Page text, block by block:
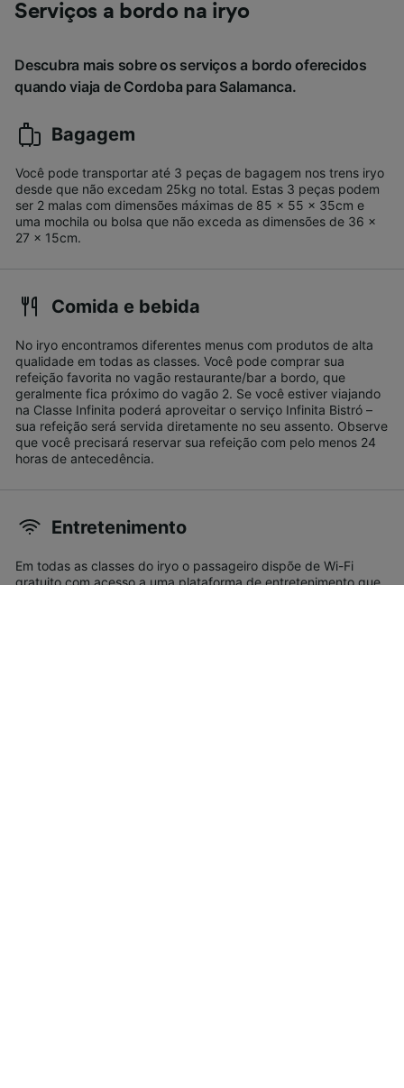
Serviços a bordo na iryo
Descubra mais sobre os serviços a bordo oferecidos
quando viaja de Cordoba para Salamanca.
Bagagem
Você pode transportar até 3 peças de bagagem nos trens iryo
desde que não excedam 25kg no total. Estas 3 peças podem
ser 2 malas com dimensões máximas de 85 x 55 x 35cm e
uma mochila ou bolsa que não exceda as dimensões de 36 x
27 x 15cm.
Comida e bebida
No iryo encontramos diferentes menus com produtos de alta
qualidade em todas as classes. Você pode comprar sua
refeição favorita no vagão restaurante/bar a bordo, que
geralmente fica próximo do vagão 2. Se você estiver viajando
na Classe Infinita poderá aproveitar o serviço Infinita Bistró –
sua refeição será servida diretamente no seu assento. Observe
que você precisará reservar sua refeição com pelo menos 24
horas de antecedência.
Entretenimento
Em todas as classes do iryo o passageiro dispõe de Wi-Fi
gratuito com acesso a uma plataforma de entretenimento que